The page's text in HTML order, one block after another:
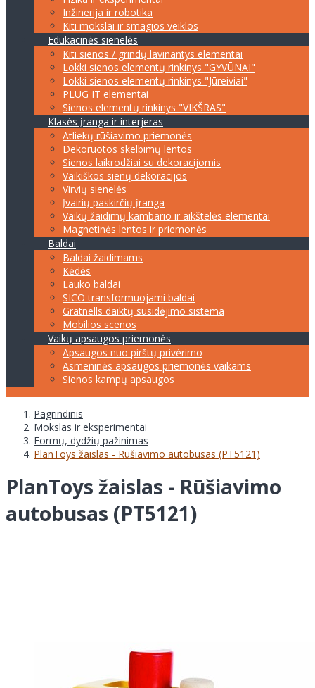
Inžinerija ir robotika
Kiti mokslai ir smagios veiklos
Edukacinės sienelės
Kiti sienos / grindų lavinantys elementai
Lokki sienos elementų rinkinys "GYVŪNAI"
Lokki sienos elementų rinkinys "Jūreiviai"
PLUG IT elementai
Sienos elementų rinkinys "VIKŠRAS"
Klasės įranga ir interjeras
Atliekų rūšiavimo priemonės
Dekoruotos skelbimų lentos
Sienos laikrodžiai su dekoracijomis
Vaikiškos sienų dekoracijos
Virvių sienelės
Įvairių paskirčių įranga
Vaikų žaidimų kambario ir aikštelės elementai
Magnetinės lentos ir priemonės
Baldai
Baldai žaidimams
Kėdės
Lauko baldai
SICO transformuojami baldai
Gratnells daiktų susidėjimo sistema
Mobilios scenos
Vaikų apsaugos priemonės
Apsaugos nuo pirštų privėrimo
Asmeninės apsaugos priemonės vaikams
Sienos kampų apsaugos
Pagrindinis
Mokslas ir eksperimentai
Formų, dydžių pažinimas
PlanToys žaislas - Rūšiavimo autobusas (PT5121)
PlanToys žaislas - Rūšiavimo
autobusas (PT5121)